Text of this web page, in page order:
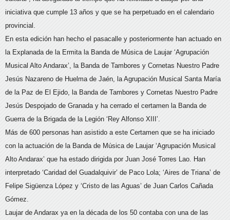
iniciativa que cumple 13 años y que se ha perpetuado en el calendario
provincial.
En esta edición han hecho el pasacalle y posteriormente han actuado en
la Explanada de la Ermita la Banda de Música de Laujar ‘Agrupación
Musical Alto Andarax’, la Banda de Tambores y Cornetas Nuestro Padre
Jesús Nazareno de Huelma de Jaén, la Agrupación Musical Santa María
de la Paz de El Ejido, la Banda de Tambores y Cornetas Nuestro Padre
Jesús Despojado de Granada y ha cerrado el certamen la Banda de
Guerra de la Brigada de la Legión ‘Rey Alfonso XIII’.
Más de 600 personas han asistido a este Certamen que se ha iniciado
con la actuación de la Banda de Música de Laujar ‘Agrupación Musical
Alto Andarax’ que ha estado dirigida por Juan José Torres Lao. Han
interpretado ‘Caridad del Guadalquivir’ de Paco Lola; ‘Aires de Triana’ de
Felipe Sigüenza López y ‘Cristo de las Aguas’ de Juan Carlos Cañada
Gómez.
Laujar de Andarax ya en la década de los 50 contaba con una de las